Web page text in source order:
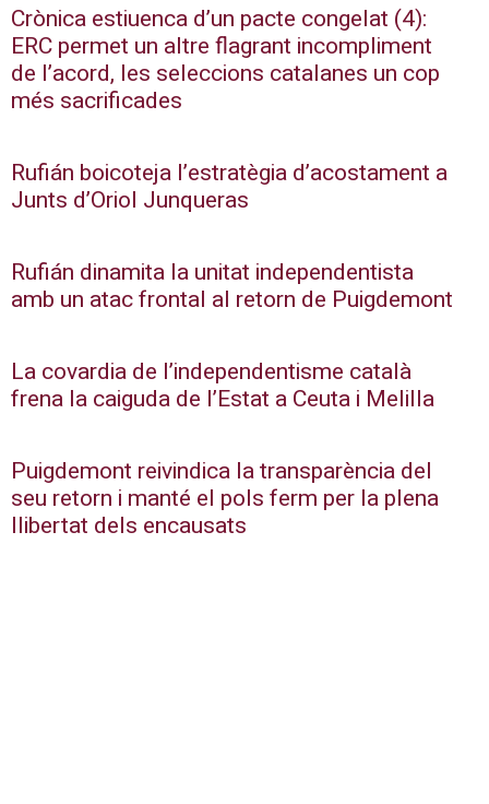
Crònica estiuenca d’un pacte congelat (4):
ERC permet un altre flagrant incompliment
de l’acord, les seleccions catalanes un cop
més sacrificades
Rufián boicoteja l’estratègia d’acostament a
Junts d’Oriol Junqueras
Rufián dinamita la unitat independentista
amb un atac frontal al retorn de Puigdemont
La covardia de l’independentisme català
frena la caiguda de l’Estat a Ceuta i Melilla
Puigdemont reivindica la transparència del
seu retorn i manté el pols ferm per la plena
llibertat dels encausats